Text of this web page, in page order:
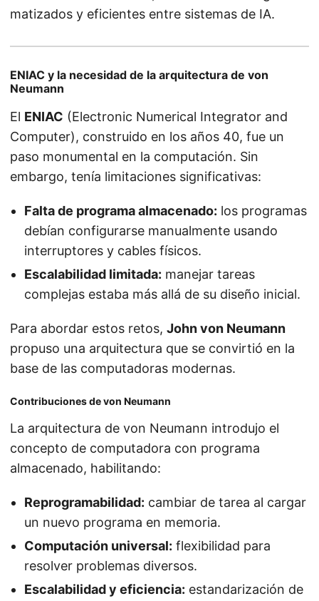
matizados y eficientes entre sistemas de IA.
ENIAC y la necesidad de la arquitectura de von
Neumann
El ENIAC (Electronic Numerical Integrator and
Computer), construido en los años 40, fue un
paso monumental en la computación. Sin
embargo, tenía limitaciones significativas:
Falta de programa almacenado: los programas
debían configurarse manualmente usando
interruptores y cables físicos.
Escalabilidad limitada: manejar tareas
complejas estaba más allá de su diseño inicial.
Para abordar estos retos, John von Neumann
propuso una arquitectura que se convirtió en la
base de las computadoras modernas.
Contribuciones de von Neumann
La arquitectura de von Neumann introdujo el
concepto de computadora con programa
almacenado, habilitando:
Reprogramabilidad: cambiar de tarea al cargar
un nuevo programa en memoria.
Computación universal: flexibilidad para
resolver problemas diversos.
Escalabilidad y eficiencia: estandarización de